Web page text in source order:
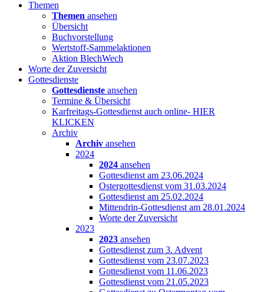
Themen
Themen ansehen
Übersicht
Buchvorstellung
Wertstoff-Sammelaktionen
Aktion BlechWech
Worte der Zuversicht
Gottesdienste
Gottesdienste ansehen
Termine & Übersicht
Karfreitags-Gottesdienst auch online- HIER
KLICKEN
Archiv
Archiv ansehen
2024
2024 ansehen
Gottesdienst am 23.06.2024
Ostergottesdienst vom 31.03.2024
Gottesdienst am 25.02.2024
Mittendrin-Gottesdienst am 28.01.2024
Worte der Zuversicht
2023
2023 ansehen
Gottesdienst zum 3. Advent
Gottesdienst vom 23.07.2023
Gottesdienst vom 11.06.2023
Gottesdienst vom 21.05.2023